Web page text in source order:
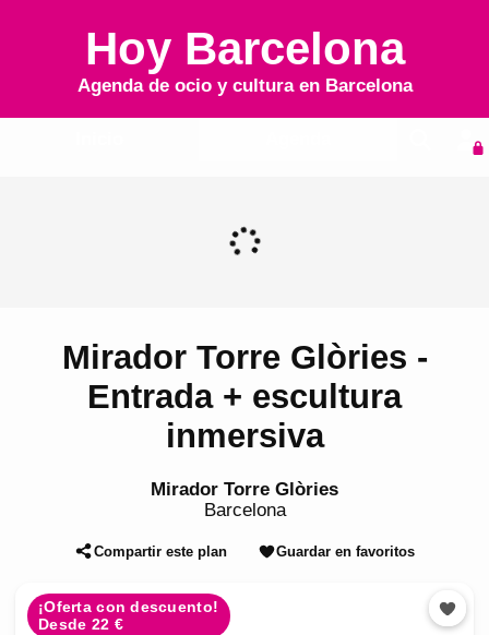
Hoy Barcelona
Agenda de ocio y cultura en Barcelona
Mirador Torre Glòries -
Entrada + escultura
inmersiva
Mirador Torre Glòries
Barcelona
Compartir este plan Guardar en favoritos
¡Oferta con descuento!
Desde 22 €